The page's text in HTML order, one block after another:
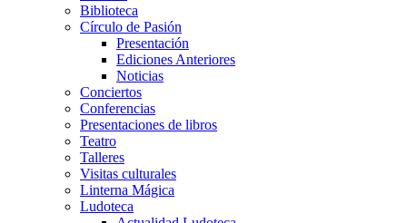
Biblioteca
Círculo de Pasión
Presentación
Ediciones Anteriores
Noticias
Conciertos
Conferencias
Presentaciones de libros
Teatro
Talleres
Visitas culturales
Linterna Mágica
Ludoteca